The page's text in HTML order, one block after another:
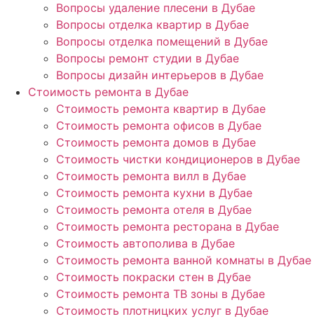
Вопросы удаление плесени в Дубае
Вопросы отделка квартир в Дубае
Вопросы отделка помещений в Дубае
Вопросы ремонт студии в Дубае
Вопросы дизайн интерьеров в Дубае
Стоимость ремонта в Дубае
Стоимость ремонта квартир в Дубае
Стоимость ремонта офисов в Дубае
Стоимость ремонта домов в Дубае
Стоимость чистки кондиционеров в Дубае
Стоимость ремонта вилл в Дубае
Стоимость ремонта кухни в Дубае
Стоимость ремонта отеля в Дубае
Стоимость ремонта ресторана в Дубае
Стоимость автополива в Дубае
Стоимость ремонта ванной комнаты в Дубае
Стоимость покраски стен в Дубае
Стоимость ремонта ТВ зоны в Дубае
Стоимость плотницких услуг в Дубае